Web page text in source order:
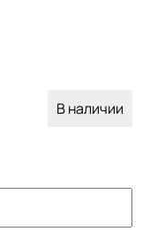
В наличии